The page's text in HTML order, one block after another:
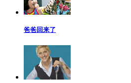
爸爸回来了